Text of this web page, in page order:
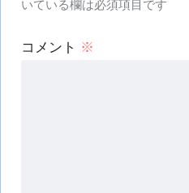
いている欄は必須項目です
コメント ※